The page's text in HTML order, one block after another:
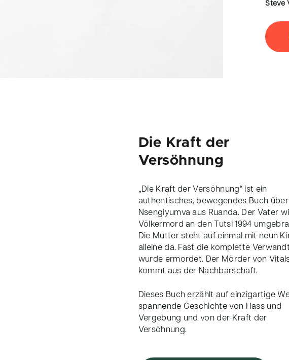
Steve
Die Kraft der
Versöhnung
„Die Kraft der Versöhnung“ ist ein
authentisches, bewegendes Buch über
Nsengiyumva aus Ruanda. Der Vater
Völkermord an den Tutsi 1994
Die Mutter steht auf einmal mit neun
alleine da. Fast die komplette
wurde ermordet. Der Mörder von
kommt aus der Nachbarschaft.
Dieses Buch erzählt auf einzigartige
spannende Geschichte von Hass und
Vergebung und von der Kraft der
Versöhnung.